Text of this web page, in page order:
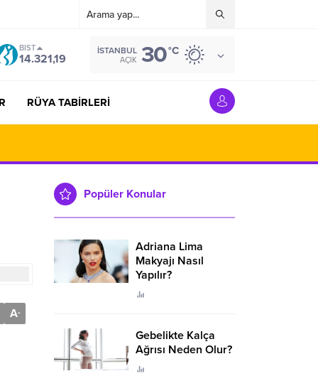
BIST
14.321,19
İSTANBUL
AÇIK 30°C
RÜYA TABİRLERİ
A-
Popüler Konular
Adriana Lima
Makyajı Nasıl
Yapılır?
Gebelikte Kalça
Ağrısı Neden Olur?